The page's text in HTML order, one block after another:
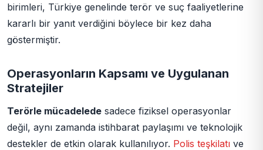
birimleri, Türkiye genelinde terör ve suç faaliyetlerine
kararlı bir yanıt verdiğini böylece bir kez daha
göstermiştir.
Operasyonların Kapsamı ve Uygulanan
Stratejiler
Terörle mücadelede sadece fiziksel operasyonlar
değil, aynı zamanda istihbarat paylaşımı ve teknolojik
destekler de etkin olarak kullanılıyor. Polis teşkilatı ve